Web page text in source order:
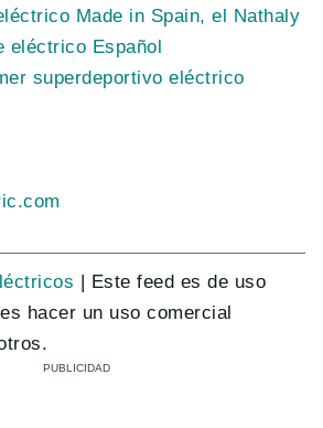
Made in Spain, el Nathaly
eléctrico Español
superdeportivo eléctrico
| Este feed es de uso
hacer un uso comercial